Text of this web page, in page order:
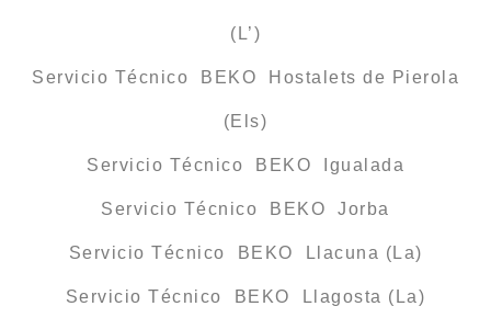
(L’)
Servicio Técnico BEKO Hostalets de Pierola
(Els)
Servicio Técnico BEKO Igualada
Servicio Técnico BEKO Jorba
Servicio Técnico BEKO Llacuna (La)
Servicio Técnico BEKO Llagosta (La)